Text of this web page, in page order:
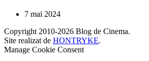
7 mai 2024
Copyright 2010-2026 Blog de Cinema.
Site realizat de HONTRYKE.
Manage Cookie Consent